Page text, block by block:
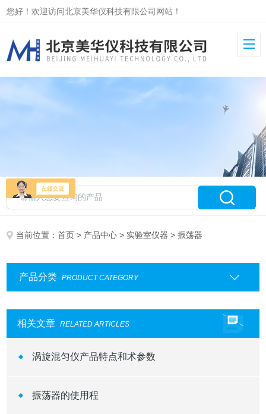
您好！欢迎访问北京美华仪科技有限公司网站！
当前位置：首页 > 产品中心 > 实验室仪器 > 振荡器
产品分类 PRODUCT CATEGORY
相关文章 RELATED ARTICLES
涡旋混匀仪产品特点和术参数
振荡器的使用程